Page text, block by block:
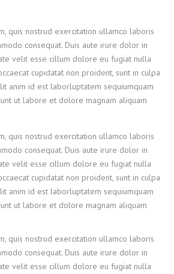
quis nostrud exercitation ullamco laboris
consequat. Duis aute irure dolor in
velit esse cillum dolore eu fugiat nulla
cupidatat non proident, sunt in culpa
anim id est laborluptatem sequiumquam
ut labore et dolore magnam aliquam
quis nostrud exercitation ullamco laboris
consequat. Duis aute irure dolor in
velit esse cillum dolore eu fugiat nulla
cupidatat non proident, sunt in culpa
anim id est laborluptatem sequiumquam
ut labore et dolore magnam aliquam
quis nostrud exercitation ullamco laboris
consequat. Duis aute irure dolor in
velit esse cillum dolore eu fugiat nulla